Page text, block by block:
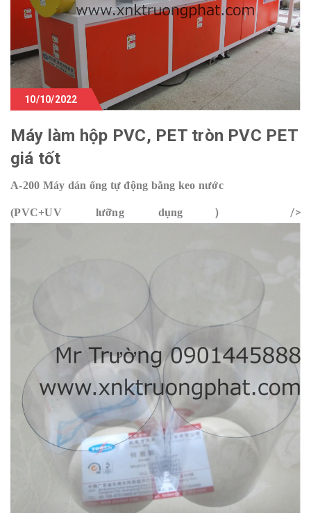
10/10/2022
Máy làm hộp PVC, PET tròn PVC PET
giá tốt
A-200 Máy dán ống tự động bằng keo nước
(PVC+UV lưỡng dụng ） />